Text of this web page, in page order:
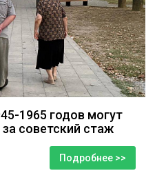
1965 годов могут
советский стаж
Подробнее >>